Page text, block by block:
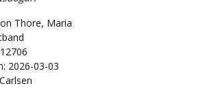
Thore, Maria
2026-03-03